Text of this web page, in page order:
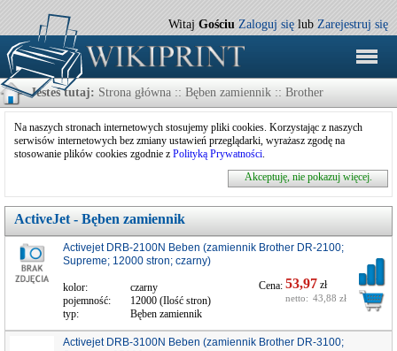
Witaj Gościu Zaloguj się lub Zarejestruj się
Jesteś tutaj: Strona główna :: Bęben zamiennik :: Brother
Na naszych stronach internetowych stosujemy pliki cookies. Korzystając z naszych
serwisów internetowych bez zmiany ustawień przeglądarki, wyrażasz zgodę na
stosowanie plików cookies zgodnie z Polityką Prywatności.
Akceptuję, nie pokazuj więcej.
ActiveJet - Bęben zamiennik
Activejet DRB-2100N Beben (zamiennik Brother DR-2100;
Supreme; 12000 stron; czarny)
kolor:
czarny
pojemność:
12000 (Ilość stron)
typ:
Bęben zamiennik
Cena: 53,97 zł
netto: 43,88 zł
Activejet DRB-3100N Beben (zamiennik Brother DR-3100;